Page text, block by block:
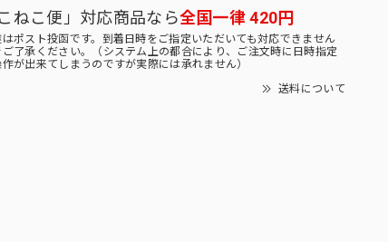
こねこ便」対応商品なら全国一律 420円
はポスト投函です。到着日時をご指定いただいても対応できません
ご了承ください。（システム上の都合により、ご注文時に日時指定
作が出来てしまうのですが実際には承れません）
送料について